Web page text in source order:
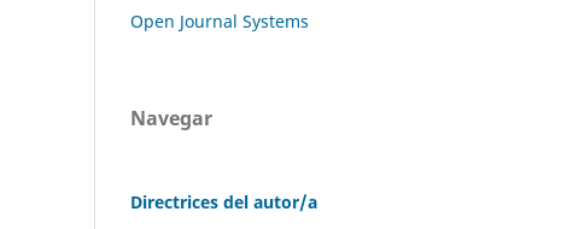
Open Journal Systems
Navegar
Directrices del autor/a